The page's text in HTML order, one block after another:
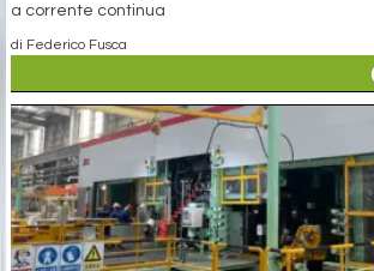
a corrente continua
di Federico Fusca